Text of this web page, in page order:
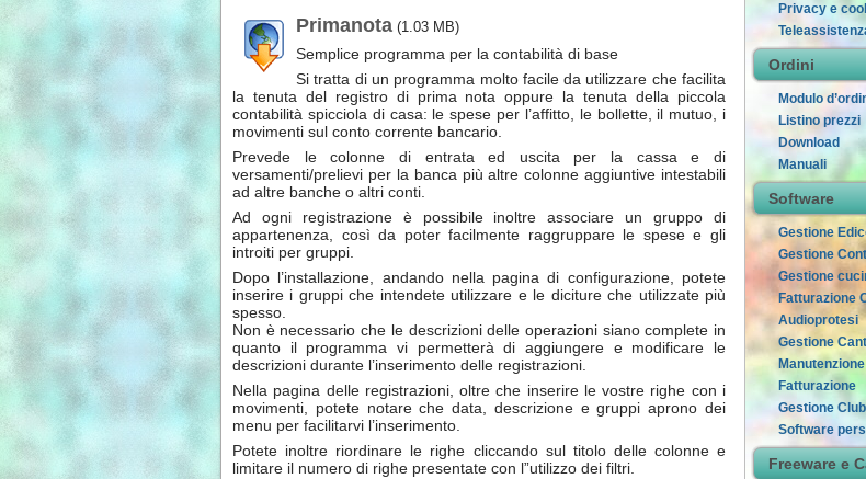
Primanota (1.03 MB)
Semplice programma per la contabilità di base
Si tratta di un programma molto facile da utilizzare che facilita
la tenuta del registro di prima nota oppure la tenuta della piccola
contabilità spicciola di casa: le spese per l’affitto, le bollette, il mutuo, i
movimenti sul conto corrente bancario.
Prevede le colonne di entrata ed uscita per la cassa e di
versamenti/prelievi per la banca più altre colonne aggiuntive intestabili
ad altre banche o altri conti.
Ad ogni registrazione è possibile inoltre associare un gruppo di
appartenenza, così da poter facilmente raggruppare le spese e gli
introiti per gruppi.
Dopo l’installazione, andando nella pagina di configurazione, potete
inserire i gruppi che intendete utilizzare e le diciture che utilizzate più
spesso.
Non è necessario che le descrizioni delle operazioni siano complete in
quanto il programma vi permetterà di aggiungere e modificare le
descrizioni durante l’inserimento delle registrazioni.
Nella pagina delle registrazioni, oltre che inserire le vostre righe con i
movimenti, potete notare che data, descrizione e gruppi aprono dei
menu per facilitarvi l’inserimento.
Potete inoltre riordinare le righe cliccando sul titolo delle colonne e
limitare il numero di righe presentate con l”utilizzo dei filtri.
Privacy e
Ordini
Modulo
Listino prezzi
Download
Manuali
Software
Gestione
Gestione
Gestione
Fatturazione
Audioprotesi
Gestione
Manutenzione
Fatturazione
Gestione
Software
Freeware e